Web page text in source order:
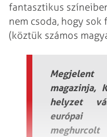
fantasztikus
nem csoda, hogy
(köztük számos
magazinja,
helyzet
európai